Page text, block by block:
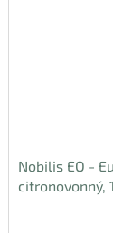
Nobilis EO -
citronovonný,